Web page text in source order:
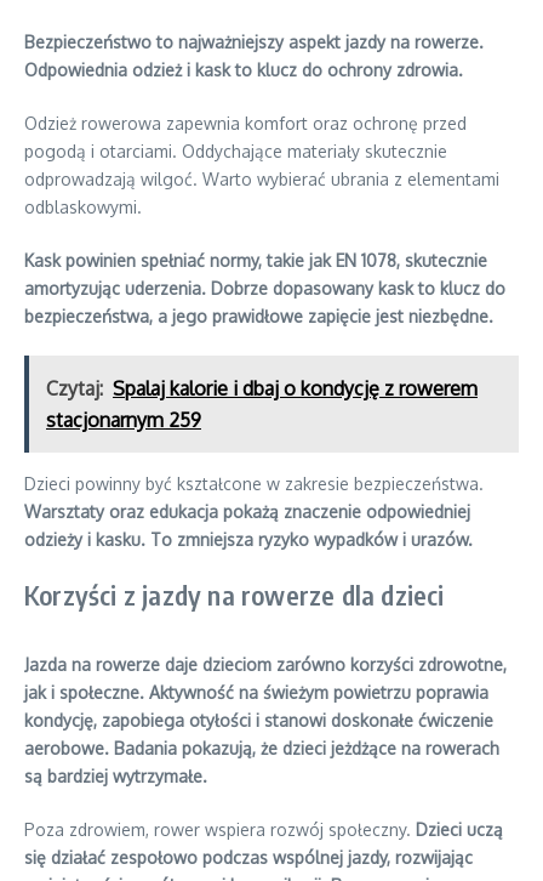
Bezpieczeństwo to najważniejszy aspekt jazdy na rowerze.
Odpowiednia odzież i kask to klucz do ochrony zdrowia.
Odzież rowerowa zapewnia komfort oraz ochronę przed
pogodą i otarciami. Oddychające materiały skutecznie
odprowadzają wilgoć. Warto wybierać ubrania z elementami
odblaskowymi.
Kask powinien spełniać normy, takie jak EN 1078, skutecznie
amortyzując uderzenia. Dobrze dopasowany kask to klucz do
bezpieczeństwa, a jego prawidłowe zapięcie jest niezbędne.
Czytaj: Spalaj kalorie i dbaj o kondycję z rowerem
stacjonarnym 259
Dzieci powinny być kształcone w zakresie bezpieczeństwa.
Warsztaty oraz edukacja pokażą znaczenie odpowiedniej
odzieży i kasku. To zmniejsza ryzyko wypadków i urazów.
Korzyści z jazdy na rowerze dla dzieci
Jazda na rowerze daje dzieciom zarówno korzyści zdrowotne,
jak i społeczne. Aktywność na świeżym powietrzu poprawia
kondycję, zapobiega otyłości i stanowi doskonałe ćwiczenie
aerobowe. Badania pokazują, że dzieci jeżdżące na rowerach
są bardziej wytrzymałe.
Poza zdrowiem, rower wspiera rozwój społeczny. Dzieci uczą
się działać zespołowo podczas wspólnej jazdy, rozwijając